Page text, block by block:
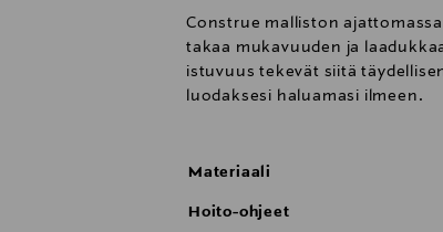
Construe malliston
takaa mukavuuden ja
istuvuus tekevät siitä
luodaksesi haluamasi ilmeen.
Materiaali
Hoito-ohjeet